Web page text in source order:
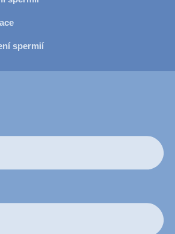
spermií